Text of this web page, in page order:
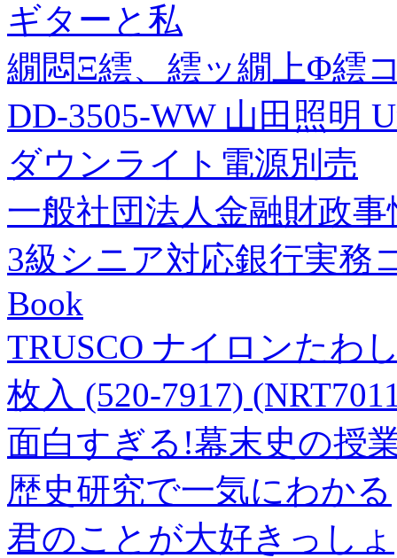
ギターと私
繝悶Ξ繧、繧ッ繝上Φ繧
DD-3505-WW 山田照明
ダウンライト電源別売
一般社団法人金融財政
3級シニア対応銀行実務
Book
TRUSCO ナイロンたわ
枚入 (520-7917)
面白すぎる!幕末史の
歴史研究で一気にわかる
君のことが大好きっしょ